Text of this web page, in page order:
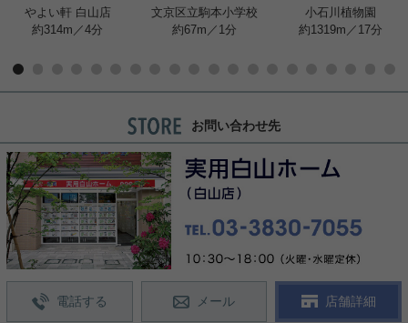
やよい軒 白山店
約314m／4分
文京区立駒本小学校
約67m／1分
小石川植物園
約1319m／17分
お問い合わせ先
電話する メール 店舗詳細